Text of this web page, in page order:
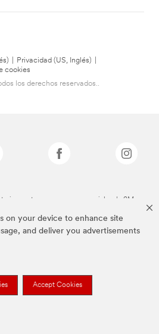
on your device to enhance site
and deliver you advertisements
Accept Cookies
Privacidad (US, Inglés)
cookies
los derechos reservados..
son marcas comerciales de 3M.